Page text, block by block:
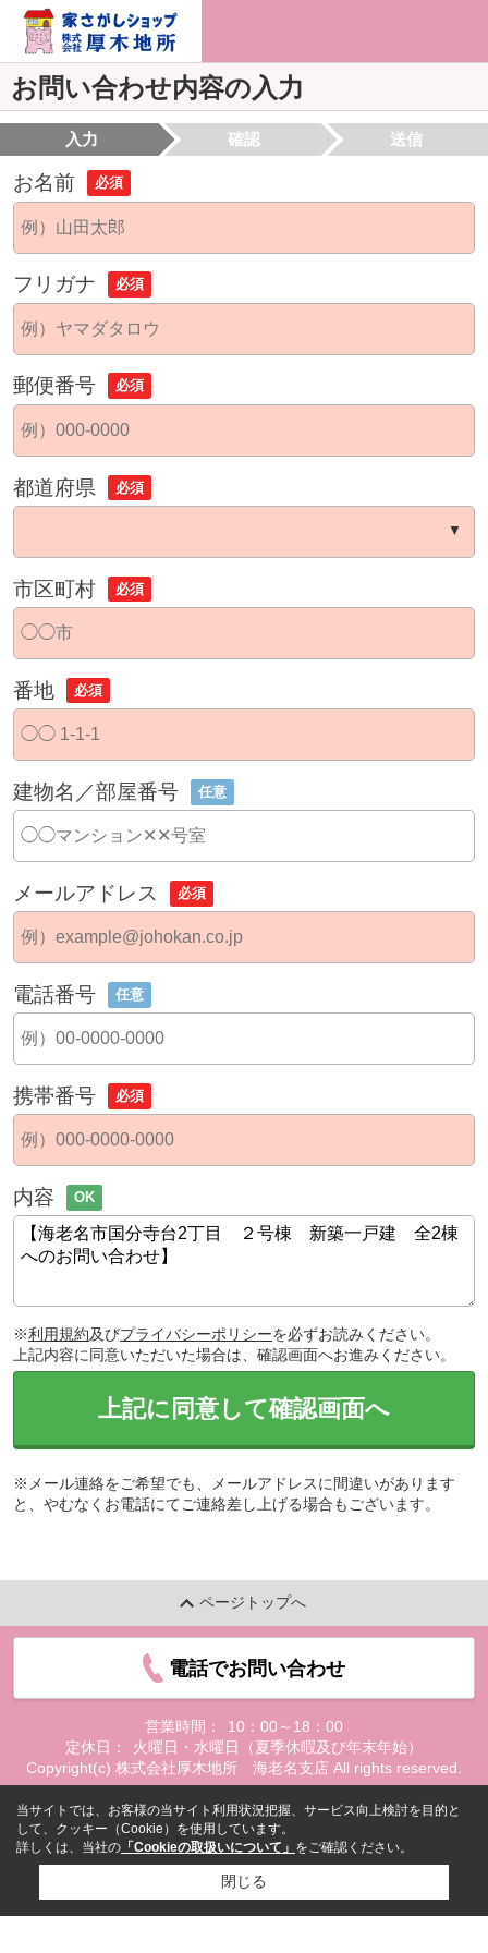
お問い合わせ内容の入力
入力 確認 送信
お名前 必須
フリガナ 必須
郵便番号 必須
都道府県 必須
市区町村 必須
番地 必須
建物名／部屋番号 任意
メールアドレス 必須
電話番号 任意
携帯番号 必須
内容 OK
※利用規約及びプライバシーポリシーを必ずお読みください。
上記内容に同意いただいた場合は、確認画面へお進みください。
上記に同意して確認画面へ
※メール連絡をご希望でも、メールアドレスに間違いがあります
と、やむなくお電話にてご連絡差し上げる場合もございます。
ページトップへ
電話でお問い合わせ
営業時間：
10：00～18：00
定休日：
火曜日・水曜日（夏季休暇及び年末年始）
Copyright(c) 株式会社厚木地所 海老名支店 All rights reserved.
当サイトでは、お客様の当サイト利用状況把握、サービス向上検討を目的と
して、クッキー（Cookie）を使用しています。
詳しくは、当社の 「Cookieの取扱いについて」 をご確認ください。
閉じる